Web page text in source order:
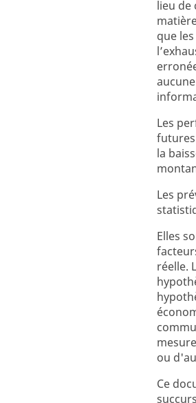
lieu de
que
Les
la
Les
Elles
réelle.
ou
Ce